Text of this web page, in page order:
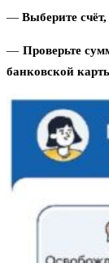
— Выберите
— Проверьте
банковской